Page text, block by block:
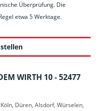
Überprüfung. Die
etwa 5 Werktage.
WIRTH 10 - 52477
Düren, Alsdorf, Würselen,